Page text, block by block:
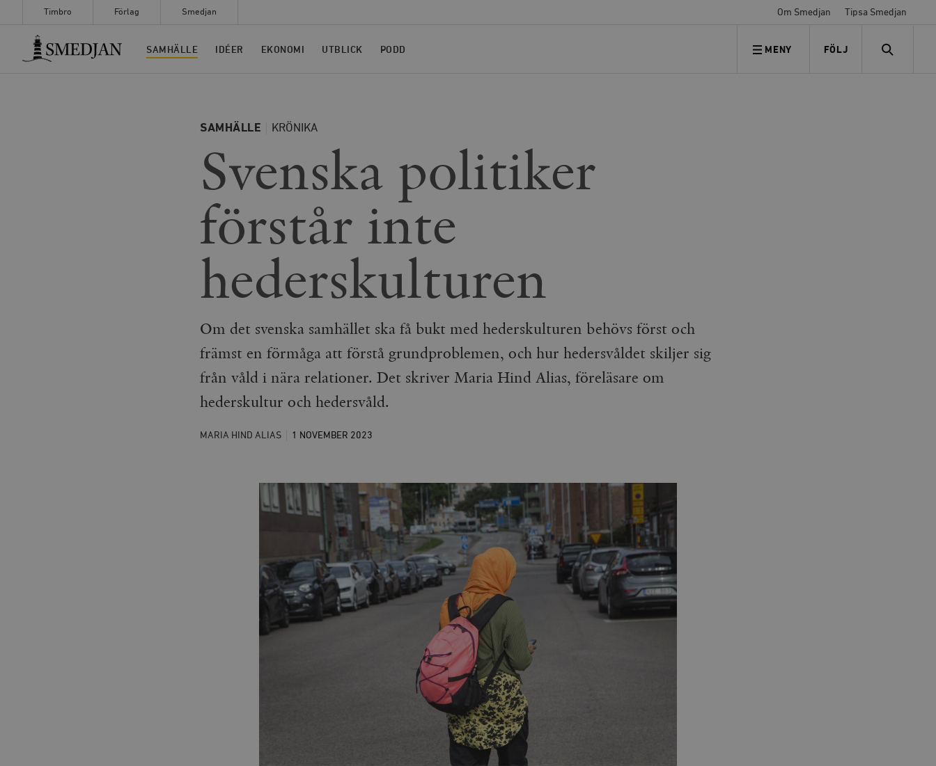
Timbro Förlag Smedjan Om Smedjan Tipsa Smedjan
Timbro
SAMHÄLLE IDÉER EKONOMI UTBLICK PODD MENY FÖLJ
FÖLJ OSS SEARCH
SAMHÄLLE KRÖNIKA
Svenska politiker
förstår inte
hederskulturen
Om det svenska samhället ska få bukt med hederskulturen behövs först och
främst en förmåga att förstå grundproblemen, och hur hedersvåldet skiljer sig
från våld i nära relationer. Det skriver Maria Hind Alias, föreläsare om
hederskultur och hedersvåld.
MARIA HIND ALIAS 1 NOVEMBER 2023